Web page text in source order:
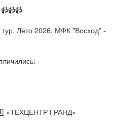
Лето 2026. МФК "Восход" -
«ТЕХЦЕНТР ГРАНД»